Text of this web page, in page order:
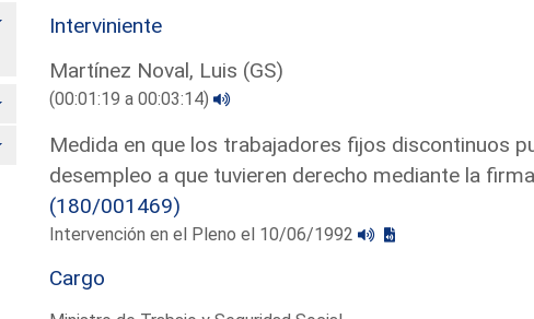
Alternar
Alternar
Alternar
Interviniente
Martínez Noval, Luis (GS)
(00:01:19 a 00:03:14)
Medida en que los trabajadores fijos discontinuos
desempleo a que tuvieren derecho mediante la
(180/001469)
Intervención en el Pleno el 10/06/1992
Cargo